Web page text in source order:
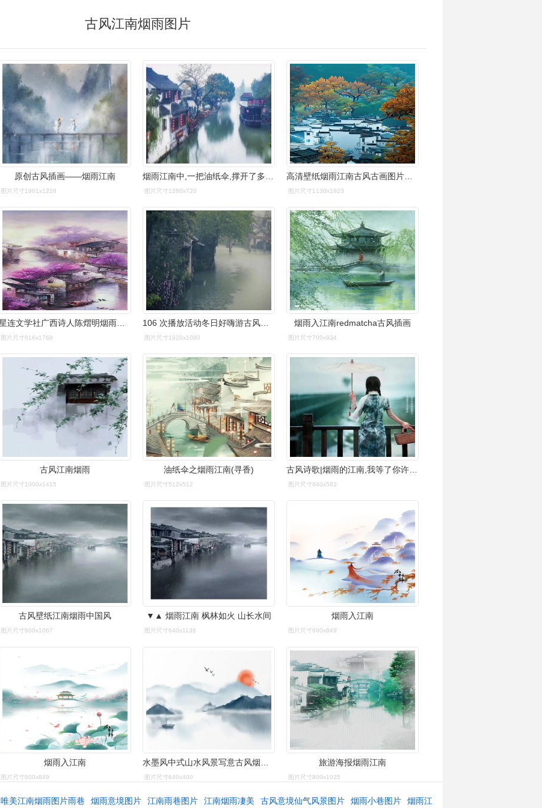
古风江南烟雨图片
原创古风插画——烟雨江南
图片尺寸1961x1226 图片尺寸1280x720 图片尺寸1130x1923
星连文学社广西诗人陈熠明烟雨江南
图片尺寸816x1768
106 次播放活动冬日好嗨游古风翻唱经典歌曲翻唱烟雨江南音乐古风
图片尺寸1920x1080
烟雨入江南redmatcha古风插画
图片尺寸700x934
古风江南烟雨
图片尺寸1000x1415
油纸伞之烟雨江南(寻香)
图片尺寸512x512 图片尺寸640x563
古风壁纸江南烟雨中国风
图片尺寸600x1067
▼▲ 烟雨江南 枫林如火 山长水间
图片尺寸640x1138
烟雨入江南
图片尺寸600x849
烟雨入江南
图片尺寸600x849
水墨风中式山水风景写意古风烟雨江湖
图片尺寸640x400
旅游海报烟雨江南
图片尺寸800x1025
唯美江南烟雨图片雨巷 烟雨意境图片 江南雨巷图片 江南烟雨凄美 古风意境仙气风景图片 烟雨小巷图片 烟雨江